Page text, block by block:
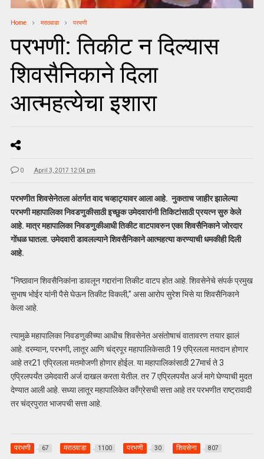
Home मराठवाडा परभणी
परभणी: तिकीट न दिल्यास
शिवसैनिकाने दिला
आत्महत्येचा इशारा
0 April 3, 2017 12:04 pm
परभणीत शिवसेनेतला अंतर्गत वाद चव्हाट्यावर आला आहे. नुकताच जाहीर झालेल्या
परभणी महापालिका निवडणुकीसाठी इच्छुक उमेदवारांनी तिकिटांसाठी प्रयत्न सुरु केले
आहे. मात्र महापालिका निवडणुकीआधी तिकीट वाटपावरुन एका शिवसैनिकाने जोरदार
गोंधळ घातला. उमेदवारी डावलल्याने शिवसैनिकाने आत्महत्या करण्याची धमकीही दिली
आहे.
“निष्ठावान शिवसैनिकांना डावलून गद्दारांना तिकीट वाटप होत आहे. शिवसेनेचे संपर्क प्रमुख
सुभाष भोईर यांनी पैसे घेऊन तिकीट विकली,” असा आरोप सुरेश भिसे या शिवसैनिकाने
केला आहे.
त्यामुळे महापालिका निवडणुकीच्या आधीच शिवसेनेत असंतोषाचं वातावरण तयार झालं
आहे. दरम्यान, परभणी, लातूर आणि चंद्रपूर महापालिकेसाठी 19 एप्रिलला मतदान होणार
आहे तर21 एप्रिलला मतमोजणी होणार होईल. या महापालिकांसाठी 27मार्च ते 3
एप्रिलपर्यंत उमेदवारी अर्ज दाखल करता येतील. तर 7 एप्रिलपर्यंत अर्ज मागे घेण्याची मुदत
देण्यात आली आहे. सध्या लातूर महापालिकेत काँग्रेसची सत्ता आहे तर परभणीत राष्ट्रावादी
तर चंद्रपुरात भाजपची सत्ता आहे.
परभणी 67 मराठवाडा 1100 परभणी 30 शिवसेना 807